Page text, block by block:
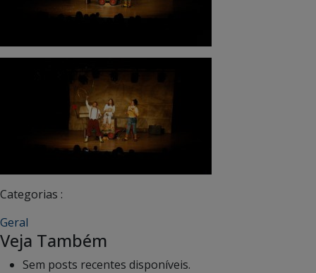
Categorias :
Geral
Veja Também
Sem posts recentes disponíveis.